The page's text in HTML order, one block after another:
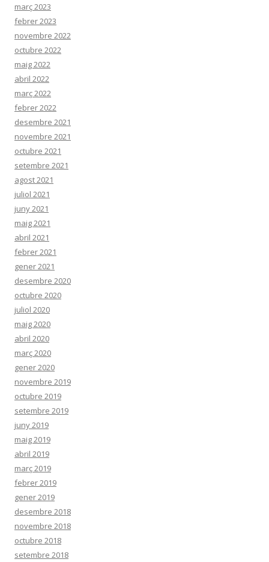
març 2023
febrer 2023
novembre 2022
octubre 2022
maig 2022
abril 2022
març 2022
febrer 2022
desembre 2021
novembre 2021
octubre 2021
setembre 2021
agost 2021
juliol 2021
juny 2021
maig 2021
abril 2021
febrer 2021
gener 2021
desembre 2020
octubre 2020
juliol 2020
maig 2020
abril 2020
març 2020
gener 2020
novembre 2019
octubre 2019
setembre 2019
juny 2019
maig 2019
abril 2019
març 2019
febrer 2019
gener 2019
desembre 2018
novembre 2018
octubre 2018
setembre 2018